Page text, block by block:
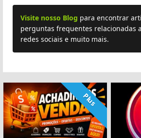
Visite nosso Blog para encontrar
perguntas frequentes relacionadas
redes sociais e muito mais.
Plus